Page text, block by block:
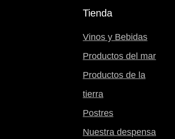
Tienda
Vinos y Bebidas
Productos del mar
Productos de la
tierra
Postres
Nuestra despensa